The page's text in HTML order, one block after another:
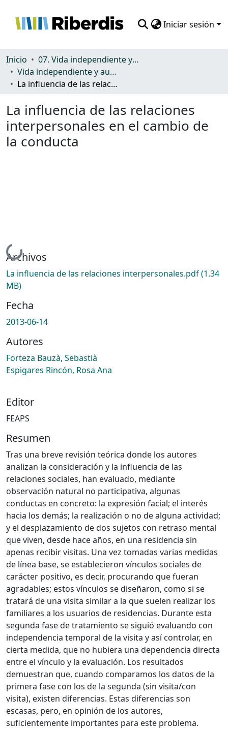
Iniciar sesión
Comunidades
Todo DSpace
Inicio
07. Vida independiente y autonomía personal
Vida independiente y autonomía personal
La influencia de las relaciones interpersonales en el cambio de la conducta
La influencia de las relaciones
interpersonales en el cambio de
la conducta
Cargando...
Archivos
La influencia de las relaciones interpersonales.pdf(1.34
MB)
Fecha
2013-06-14
Autores
Forteza Bauzà, Sebastià
Espigares Rincón, Rosa Ana
Editor
FEAPS
Resumen
Tras una breve revisión teórica donde los autores
analizan la consideración y la influencia de las
relaciones sociales, han evaluado, mediante
observación natural no participativa, algunas
conductas en concreto: la expresión facial; el interés
hacia los demás; la realización o no de alguna actividad;
y el desplazamiento de dos sujetos con retraso mental
que viven, desde hace años, en una residencia sin
apenas recibir visitas. Una vez tomadas varias medidas
de línea base, se establecieron vínculos sociales de
carácter positivo, es decir, procurando que fueran
agradables; estos vínculos se diseñaron, como si se
tratará de una visita similar a la que suelen realizar los
familiares a los usuarios de residencias. Durante esta
segunda fase de tratamiento se siguió evaluando con
independencia temporal de la visita y así controlar, en
cierta medida, que no hubiera una dependencia directa
entre el vínculo y la evaluación. Los resultados
demuestran que, cuando comparamos los datos de la
primera fase con los de la segunda (sin visita/con
visita), existen diferencias. Estas diferencias son
escasas, pero, en opinión de los autores,
suficientemente importantes para este problema.